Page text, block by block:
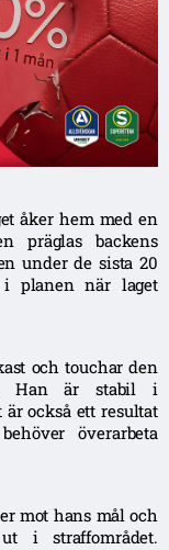
åker hem med en
präglas backens
under de sista 20
planen när laget
och touchar den
Han är stabil i
också ett resultat
överarbeta
mot hans mål och
i straffområdet.